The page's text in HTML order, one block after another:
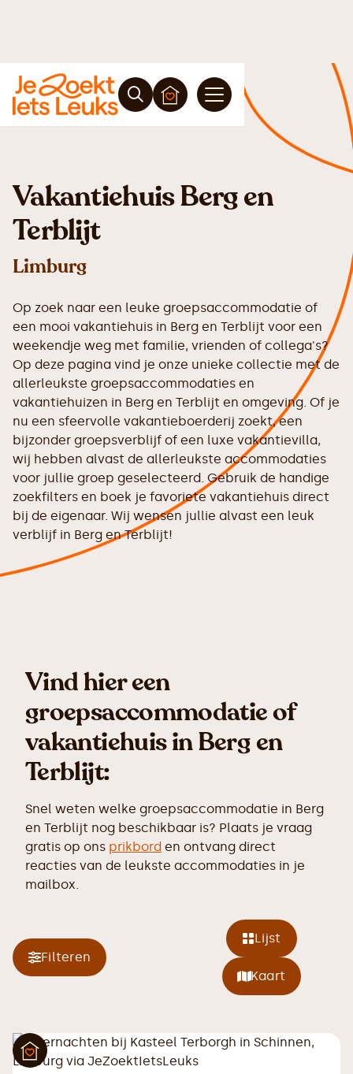
Vakantiehuis Berg en
Terblijt
Limburg
Op zoek naar een leuke groepsaccommodatie of
een mooi vakantiehuis in Berg en Terblijt voor een
weekendje weg met familie, vrienden of collega's?
Op deze pagina vind je onze unieke collectie met de
allerleukste groepsaccommodaties en
vakantiehuizen in Berg en Terblijt en omgeving. Of je
nu een sfeervolle vakantieboerderij zoekt, een
bijzonder groepsverblijf of een luxe vakantievilla,
wij hebben alvast de allerleukste accommodaties
voor jullie groep geselecteerd. Gebruik de handige
zoekfilters en boek je favoriete vakantiehuis direct
bij de eigenaar. Wij wensen jullie alvast een leuk
verblijf in Berg en Terblijt!
Vind hier een
groepsaccommodatie of
vakantiehuis in Berg en
Terblijt:
Snel weten welke groepsaccommodatie in Berg
en Terblijt nog beschikbaar is? Plaats je vraag
gratis op ons prikbord en ontvang direct
reacties van de leukste accommodaties in je
mailbox.
Filteren
Lijst
Kaart